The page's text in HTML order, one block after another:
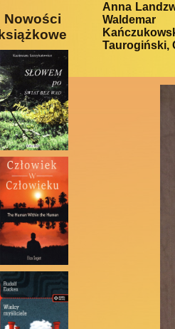
Nowości
książkowe
Anna
Taurogiński,